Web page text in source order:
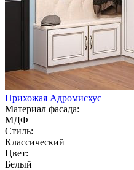
Прихожая Адромисхус
Материал фасада:
МДФ
Стиль:
Классический
Цвет:
Белый